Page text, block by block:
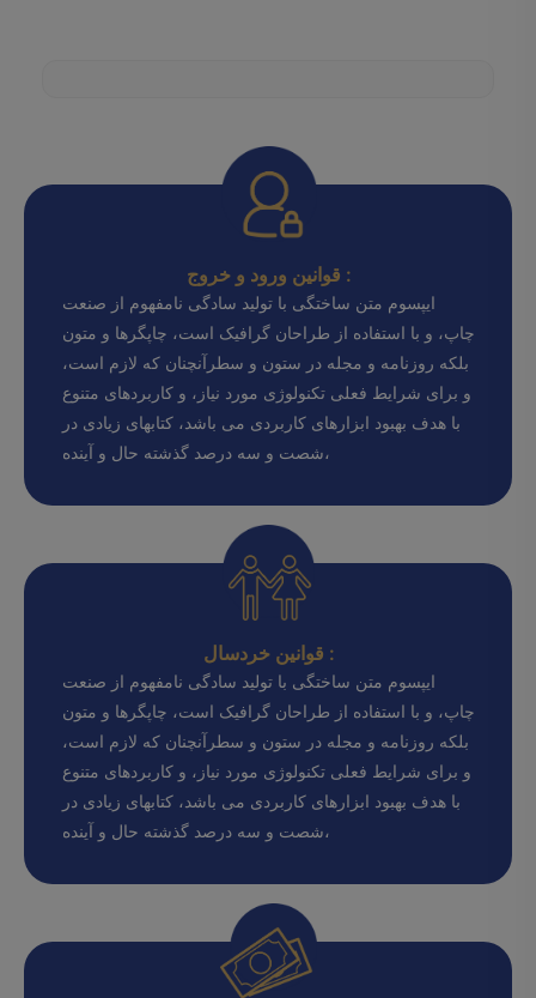
قوانین ورود و خروج :
ایپسوم متن ساختگی با تولید سادگی نامفهوم از صنعت
چاپ، و با استفاده از طراحان گرافیک است، چاپگرها و متون
بلکه روزنامه و مجله در ستون و سطرآنچنان که لازم است،
و برای شرایط فعلی تکنولوژی مورد نیاز، و کاربردهای متنوع
با هدف بهبود ابزارهای کاربردی می باشد، کتابهای زیادی در
شصت و سه درصد گذشته حال و آینده،
قوانین خردسال :
ایپسوم متن ساختگی با تولید سادگی نامفهوم از صنعت
چاپ، و با استفاده از طراحان گرافیک است، چاپگرها و متون
بلکه روزنامه و مجله در ستون و سطرآنچنان که لازم است،
و برای شرایط فعلی تکنولوژی مورد نیاز، و کاربردهای متنوع
با هدف بهبود ابزارهای کاربردی می باشد، کتابهای زیادی در
شصت و سه درصد گذشته حال و آینده،